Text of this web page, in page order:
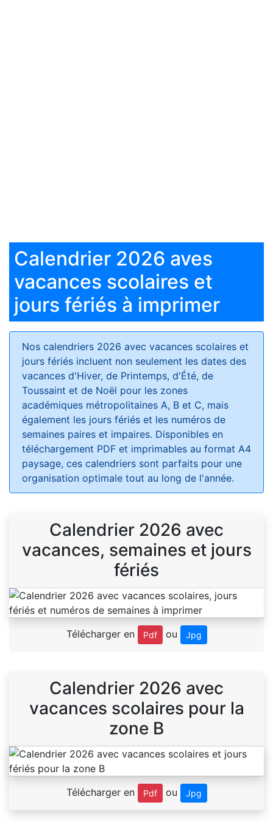
Calendrier 2026 aves
vacances scolaires et
jours fériés à imprimer
Nos calendriers 2026 avec vacances scolaires et
jours fériés incluent non seulement les dates des
vacances d'Hiver, de Printemps, d'Été, de
Toussaint et de Noël pour les zones
académiques métropolitaines A, B et C, mais
également les jours fériés et les numéros de
semaines paires et impaires. Disponibles en
téléchargement PDF et imprimables au format A4
paysage, ces calendriers sont parfaits pour une
organisation optimale tout au long de l'année.
Calendrier 2026 avec
vacances, semaines et jours
fériés
Télécharger en Pdf ou Jpg
Calendrier 2026 avec
vacances scolaires pour la
zone B
Télécharger en Pdf ou Jpg